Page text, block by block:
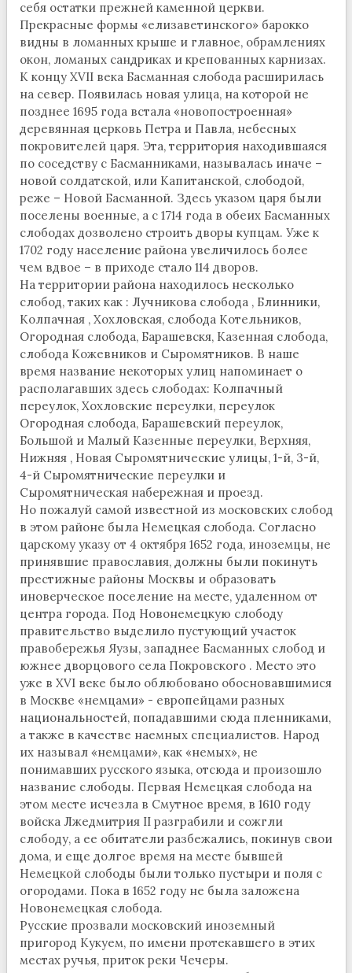
себя остатки прежней каменной церкви.
Прекрасные формы «елизаветинского» барокко
видны в ломанных крыше и главное, обрамлениях
окон, ломаных сандриках и крепованных карнизах.
К концу XVII века Басманная слобода расширилась
на север. Появилась новая улица, на которой не
позднее 1695 года встала «новопостроенная»
деревянная церковь Петра и Павла, небесных
покровителей царя. Эта, территория находившаяся
по соседству с Басманниками, называлась иначе –
новой солдатской, или Капитанской, слободой,
реже – Новой Басманной. Здесь указом царя были
поселены военные, а с 1714 года в обеих Басманных
слободах дозволено строить дворы купцам. Уже к
1702 году население района увеличилось более
чем вдвое – в приходе стало 114 дворов.
На территории района находилось несколько
слобод, таких как : Лучникова слобода , Блинники,
Колпачная , Хохловская, слобода Котельников,
Огородная слобода, Барашевскя, Казенная слобода,
слобода Кожевников и Сыромятников. В наше
время название некоторых улиц напоминает о
располагавших здесь слободах: Колпачный
переулок, Хохловские переулки, переулок
Огородная слобода, Барашевский переулок,
Большой и Малый Казенные переулки, Верхняя,
Нижняя , Новая Сыромятнические улицы, 1-й, 3-й,
4-й Сыромятнические переулки и
Сыромятническая набережная и проезд.
Но пожалуй самой известной из московских слобод
в этом районе была Немецкая слобода. Согласно
царскому указу от 4 октября 1652 года, иноземцы, не
принявшие православия, должны были покинуть
престижные районы Москвы и образовать
иноверческое поселение на месте, удаленном от
центра города. Под Новонемецкую слободу
правительство выделило пустующий участок
правобережья Яузы, западнее Басманных слобод и
южнее дворцового села Покровского . Место это
уже в XVI веке было облюбовано обосновавшимися
в Москве «немцами» - европейцами разных
национальностей, попадавшими сюда пленниками,
а также в качестве наемных специалистов. Народ
их называл «немцами», как «немых», не
понимавших русского языка, отсюда и произошло
название слободы. Первая Немецкая слобода на
этом месте исчезла в Смутное время, в 1610 году
войска Лжедмитрия II разграбили и сожгли
слободу, а ее обитатели разбежались, покинув свои
дома, и еще долгое время на месте бывшей
Немецкой слободы были только пустыри и поля с
огородами. Пока в 1652 году не была заложена
Новонемецкая слобода.
Русские прозвали московский иноземный
пригород Кукуем, по имени протекавшего в этих
местах ручья, приток реки Чечеры.